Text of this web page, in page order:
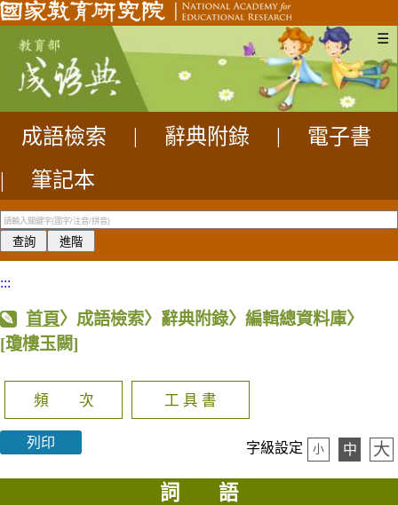
☰
成語檢索 辭典附錄
電子書
|
筆記本
:::
首頁〉成語檢索〉辭典附錄〉編輯總資料庫〉
[瓊樓玉闕]
頻 次 工 具 書
列印 字級設定 小 中 大
詞 語